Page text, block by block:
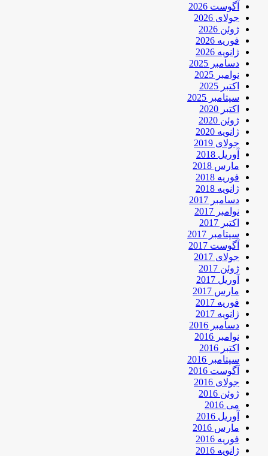
آگوست 2026
جولای 2026
ژوئن 2026
فوریه 2026
ژانویه 2026
دسامبر 2025
نوامبر 2025
اکتبر 2025
سپتامبر 2025
اکتبر 2020
ژوئن 2020
ژانویه 2020
جولای 2019
آوریل 2018
مارس 2018
فوریه 2018
ژانویه 2018
دسامبر 2017
نوامبر 2017
اکتبر 2017
سپتامبر 2017
آگوست 2017
جولای 2017
ژوئن 2017
آوریل 2017
مارس 2017
فوریه 2017
ژانویه 2017
دسامبر 2016
نوامبر 2016
اکتبر 2016
سپتامبر 2016
آگوست 2016
جولای 2016
ژوئن 2016
می 2016
آوریل 2016
مارس 2016
فوریه 2016
ژانویه 2016